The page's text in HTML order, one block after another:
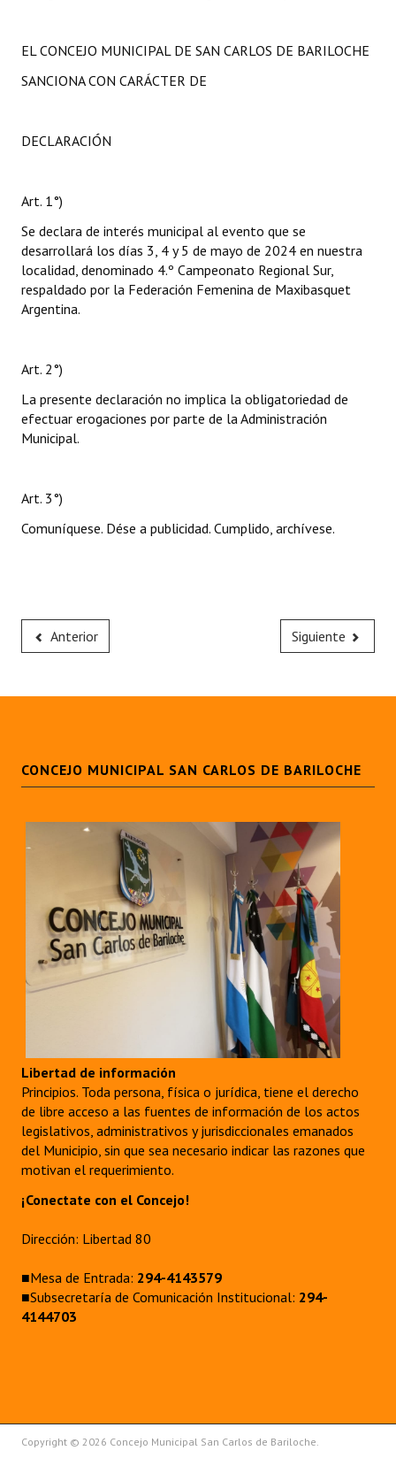
EL CONCEJO MUNICIPAL DE SAN CARLOS DE BARILOCHE
SANCIONA CON CARÁCTER DE
DECLARACIÓN
Art. 1°)
Se declara de interés municipal al evento que se
desarrollará los días 3, 4 y 5 de mayo de 2024 en nuestra
localidad, denominado 4.º Campeonato Regional Sur,
respaldado por la Federación Femenina de Maxibasquet
Argentina.
Art. 2°)
La presente declaración no implica la obligatoriedad de
efectuar erogaciones por parte de la Administración
Municipal.
Art. 3°)
Comuníquese. Dése a publicidad. Cumplido, archívese.
Anterior Siguiente
CONCEJO MUNICIPAL SAN CARLOS DE BARILOCHE
Libertad de información
Principios. Toda persona, física o jurídica, tiene el derecho
de libre acceso a las fuentes de información de los actos
legislativos, administrativos y jurisdiccionales emanados
del Municipio, sin que sea necesario indicar las razones que
motivan el requerimiento.
¡Conectate con el Concejo!
Dirección: Libertad 80
■Mesa de Entrada: 294-4143579
■Subsecretaría de Comunicación Institucional: 294-
4144703
Copyright © 2026 Concejo Municipal San Carlos de Bariloche.